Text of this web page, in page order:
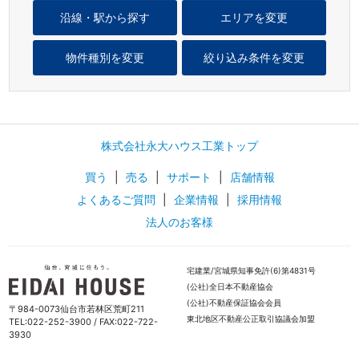
エリアを変更
沿線・駅から探す
物件種別を変更 絞り込み条件を変更
株式会社永大ハウス工業トップ
買う 売る サポート
店舗情報
よくあるご質問
企業情報
採用情報
法人のお客様
〒984-0073仙台市若林区荒町211
TEL:022-252-3900 / FAX:022-722-
3930
宅建業/宮城県知事免許(6)第4831号
(公社)全日本不動産協会
(公社)不動産保証協会会員
東北地区不動産公正取引協議会加盟